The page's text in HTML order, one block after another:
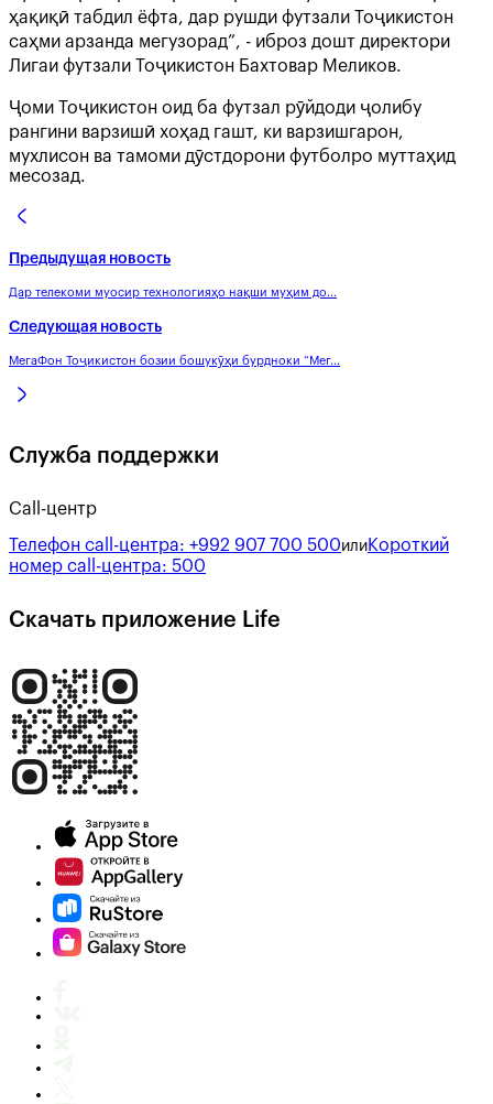
ҳақиқӣ табдил ёфта, дар рушди футзали Тоҷикистон
саҳми арзанда мегузорад”, - иброз дошт директори
Лигаи футзали Тоҷикистон Бахтовар Меликов.
Ҷоми Тоҷикистон оид ба футзал рӯйдоди ҷолибу
рангини варзишӣ хоҳад гашт, ки варзишгарон,
мухлисон ва тамоми дӯстдорони футболро муттаҳид
месозад.
Предыдущая новость
Дар телекоми муосир технологияҳо нақши муҳим до...
Следующая новость
МегаФон Тоҷикистон бозии бошукӯҳи бурдноки “Мег...
Служба поддержки
Call-центр
Телефон call-центра: +992 907 700 500или Короткий
номер call-центра: 500
Скачать приложение Life